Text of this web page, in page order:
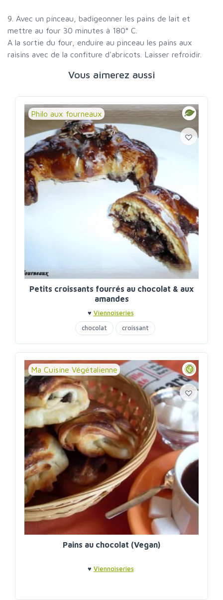
9. Avec un pinceau, badigeonner les pains de lait et
mettre au four 30 minutes à 180° C.
A la sortie du four, enduire au pinceau les pains aux
raisins avec de la confiture d'abricots. Laisser refroidir.
Vous aimerez aussi
Philo aux fourneaux
Petits croissants fourrés au chocolat & aux
amandes
♥ Viennoiseries
chocolat
croissant
Ma Cuisine Végétalienne
Pains au chocolat (Vegan)
♥ Viennoiseries